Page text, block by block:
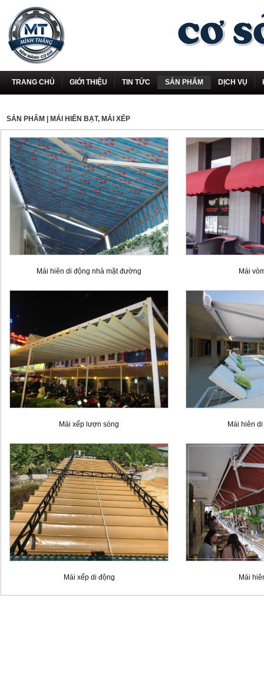
TRANG CHỦ GIỚI THIỆU TIN TỨC SẢN PHẨM DỊCH VỤ
SẢN PHẨM | MÁI HIÊN BẠT, MÁI XẾP
Mái hiên di động nhà mặt đường Mái
Mái xếp lượn sóng Mái hiên
Mái xếp di động Mái